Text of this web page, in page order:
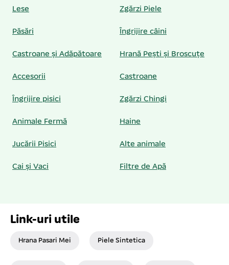
Lese Zgărzi Piele
Păsări Îngrijire câini
Castroane și Adăpătoare Hrană Pești și Broscuțe
Accesorii Castroane
Îngrijire pisici Zgărzi Chingi
Animale Fermă Haine
Jucării Pisici Alte animale
Cai și Vaci Filtre de Apă
Link-uri utile
Hrana Pasari Mei Piele Sintetica